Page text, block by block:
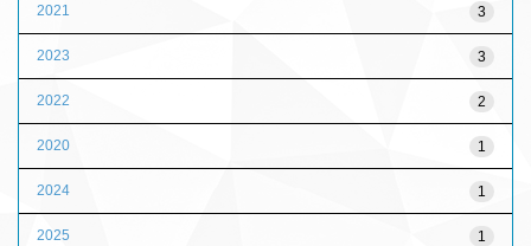
3
2021
3
2023
2
2022
1
2020
1
2024
1
2025